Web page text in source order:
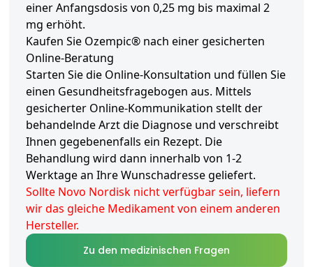
einer Anfangsdosis von 0,25 mg bis maximal 2
mg erhöht.
Kaufen Sie Ozempic® nach einer gesicherten
Online-Beratung
Starten Sie die Online-Konsultation und füllen Sie
einen Gesundheitsfragebogen aus. Mittels
gesicherter Online-Kommunikation stellt der
behandelnde Arzt die Diagnose und verschreibt
Ihnen gegebenenfalls ein Rezept. Die
Behandlung wird dann innerhalb von 1-2
Werktage an Ihre Wunschadresse geliefert.
Sollte Novo Nordisk nicht verfügbar sein, liefern
wir das gleiche Medikament von einem anderen
Hersteller.
Zu den medizinischen Fragen